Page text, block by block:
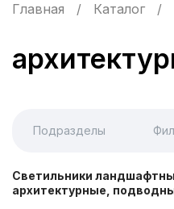
Главная Каталог
Подразделы
Светильники
архитектурные,